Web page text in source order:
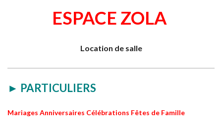
ESPACE ZOLA
Location de salle
► PARTICULIERS
Mariages Anniversaires Célébrations ​Fêtes de Famille